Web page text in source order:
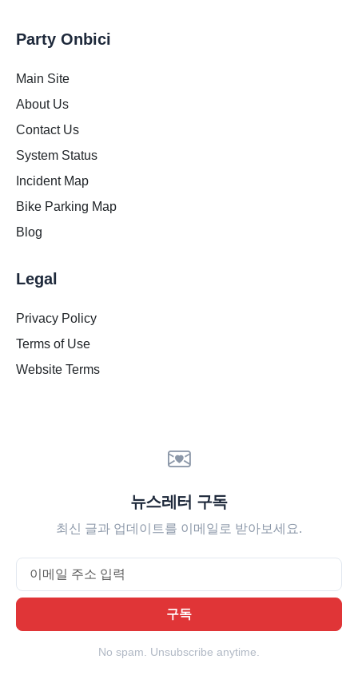
Party Onbici
Main Site
About Us
Contact Us
System Status
Incident Map
Bike Parking Map
Blog
Legal
Privacy Policy
Terms of Use
Website Terms
뉴스레터 구독
최신 글과 업데이트를 이메일로 받아보세요.
구독
No spam. Unsubscribe anytime.